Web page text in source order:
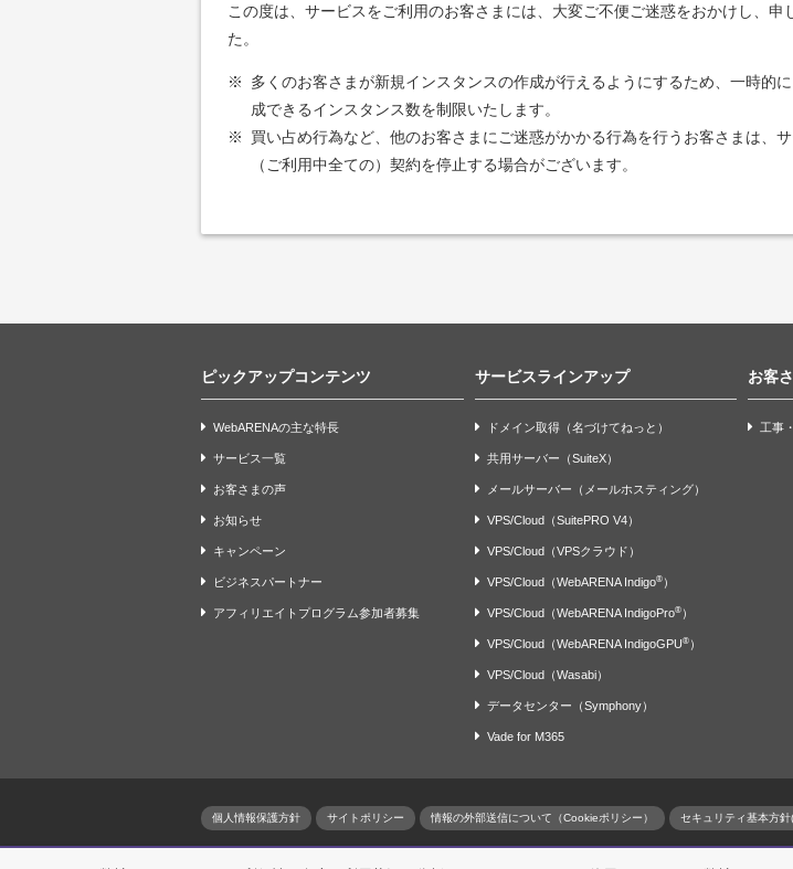
この度は、サービスをご利用のお客さまには、大変ご不便ご迷惑をおかけし、申
た。
※
多くのお客さまが新規インスタンスの作成が行えるようにするため、一時的
成できるインスタンス数を制限いたします。
※
買い占め行為など、他のお客さまにご迷惑がかかる行為を行うお客さまは、サ
（ご利用中全ての）契約を停止する場合がございます。
ピックアップコンテンツ
WebARENAの主な特長
サービス一覧
お客さまの声
お知らせ
キャンペーン
ビジネスパートナー
アフィリエイトプログラム参加者募集
サービスラインアップ
ドメイン取得（名づけてねっと）
共用サーバー（SuiteX）
メールサーバー（メールホスティング）
VPS/Cloud（SuitePRO V4）
VPS/Cloud（VPSクラウド）
VPS/Cloud（WebARENA Indigo®）
VPS/Cloud（WebARENA IndigoPro®）
VPS/Cloud（WebARENA IndigoGPU®）
VPS/Cloud（Wasabi）
データセンター（Symphony）
Vade for M365
お客
工事
個人情報保護方針 サイトポリシー 情報の外部送信について（Cookieポリシー） セキュリティ基本方
名づけてねっと、WebARENA、SuitePRO、WebARENA Indigo、WebARENA IndigoPro、